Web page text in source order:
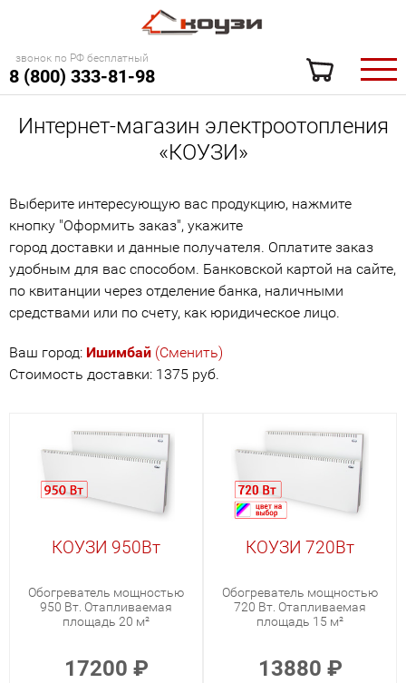
звонок по РФ бесплатный
8 (800) 333-81-98
Интернет-магазин электроотопления
«КОУЗИ»
Выберите интересующую вас продукцию, нажмите
кнопку "Оформить заказ", укажите
город доставки и данные получателя. Оплатите заказ
удобным для вас способом. Банковской картой на сайте,
по квитанции через отделение банка, наличными
средствами или по счету, как юридическое лицо.
Ваш город: Ишимбай (Сменить)
Стоимость доставки: 1375 руб.
КОУЗИ 950Вт
Обогреватель мощностью
950 Вт. Отапливаемая
площадь 20 м²
17200 ₽
КОУЗИ 720Вт
Обогреватель мощностью
720 Вт. Отапливаемая
площадь 15 м²
13880 ₽